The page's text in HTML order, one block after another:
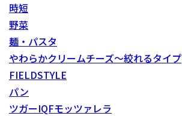
時短
野菜
麺・パスタ
やわらかクリームチーズ～絞れるタイプ
FIELDSTYLE
パン
ツガーIQFモッツァレラ